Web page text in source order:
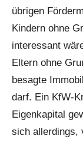
übrigen
Kindern ohne
interessant
Eltern ohne
besagte
darf. Ein KfW-
Eigenkapital
sich allerdings,